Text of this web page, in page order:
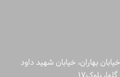
بهاران، خیابان شهید داود